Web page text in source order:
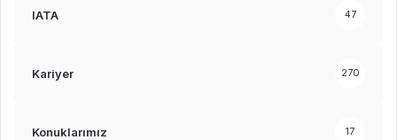
IATA 47
Kariyer 270
Konuklarımız 17